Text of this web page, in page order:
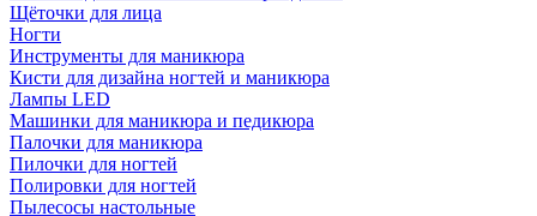
Щёточки для лица
Ногти
Инструменты для маникюра
Кисти для дизайна ногтей и маникюра
Лампы LED
Машинки для маникюра и педикюра
Палочки для маникюра
Пилочки для ногтей
Полировки для ногтей
Пылесосы настольные